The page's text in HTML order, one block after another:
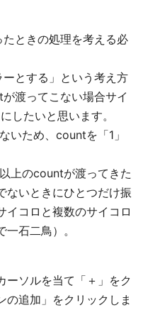
ときの処理を考える必
とする」という考え方
渡ってこない場合サイ
したいと思います。
いため、countを「1」
上のcountが渡ってきた
ないときにひとつだけ振
イコロと複数のサイコロ
石二鳥）。
ーソルを当て「＋」をク
の追加」をクリックしま